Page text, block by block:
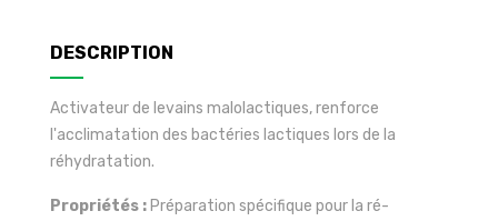
DESCRIPTION
Activateur de levains malolactiques, renforce
l'acclimatation des bactéries lactiques lors de la
réhydratation.
Propriétés : Préparation spécifique pour la ré-